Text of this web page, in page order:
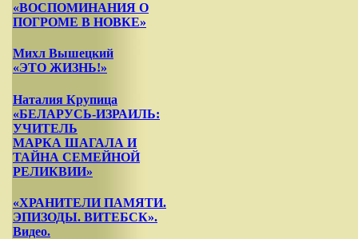
«ВОСПОМИНАНИЯ О
ПОГРОМЕ В НОВКЕ»
Михл Вышецкий
«ЭТО ЖИЗНЬ!»
Наталия Крупица
«БЕЛАРУСЬ-ИЗРАИЛЬ:
УЧИТЕЛЬ
МАРКА ШАГАЛА И
ТАЙНА СЕМЕЙНОЙ
РЕЛИКВИИ»
«ХРАНИТЕЛИ ПАМЯТИ.
ЭПИЗОДЫ. ВИТЕБСК».
Видео.